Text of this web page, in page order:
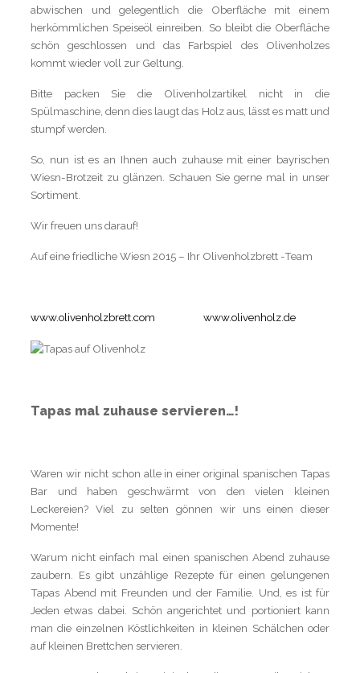
abwischen und gelegentlich die Oberfläche mit einem
herkömmlichen Speiseöl einreiben. So bleibt die Oberfläche
schön geschlossen und das Farbspiel des Olivenholzes
kommt wieder voll zur Geltung.
Bitte packen Sie die Olivenholzartikel nicht in die
Spülmaschine, denn dies laugt das Holz aus, lässt es matt und
stumpf werden.
So, nun ist es an Ihnen auch zuhause mit einer bayrischen
Wiesn-Brotzeit zu glänzen. Schauen Sie gerne mal in unser
Sortiment.
Wir freuen uns darauf!
Auf eine friedliche Wiesn 2015 – Ihr Olivenholzbrett -Team
www.olivenholzbrett.com www.olivenholz.de
Tapas mal zuhause servieren…!
Waren wir nicht schon alle in einer original spanischen Tapas
Bar und haben geschwärmt von den vielen kleinen
Leckereien? Viel zu selten gönnen wir uns einen dieser
Momente!
Warum nicht einfach mal einen spanischen Abend zuhause
zaubern. Es gibt unzählige Rezepte für einen gelungenen
Tapas Abend mit Freunden und der Familie. Und, es ist für
Jeden etwas dabei. Schön angerichtet und portioniert kann
man die einzelnen Köstlichkeiten in kleinen Schälchen oder
auf kleinen Brettchen servieren.